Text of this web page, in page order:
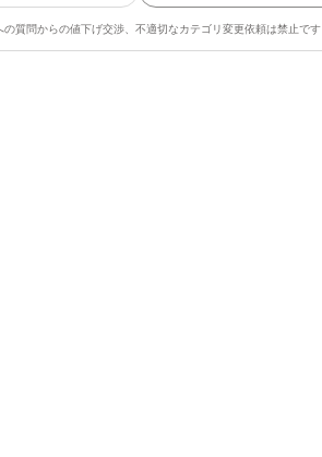
す
す
ります
の質問からの値下げ交渉、不適切なカテゴリ変更依頼は禁止です